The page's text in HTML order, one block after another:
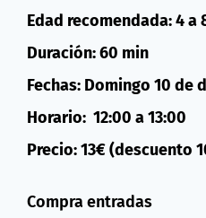
Edad recomendada: 4 a
Duración: 60 min
Fechas: Domingo 10 de
Horario: 12:00 a 13:00
Precio: 13€ (descuento
Compra entradas